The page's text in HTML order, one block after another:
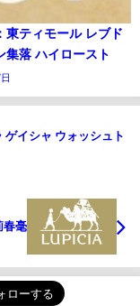
東ティモール レブド
集落 ハイロースト
イシャ ウォッシュト
春毫